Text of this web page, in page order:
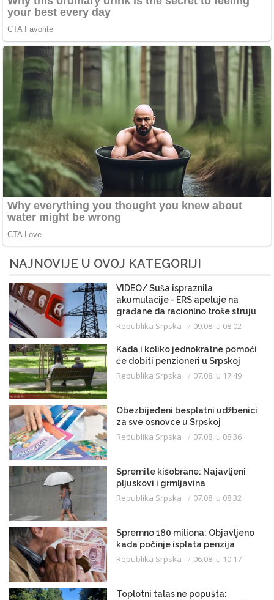
NAJNOVIJE U OVOJ KATEGORIJI
VIDEO/ Suša ispraznila
akumulacije - ERS apeluje na
građane da racionlno troše struju
Republika Srpska 09.08. u 08:02
Kada i koliko jednokratne pomoći
će dobiti penzioneri u Srpskoj
Republika Srpska 07.08. u 17:49
Obezbijeđeni besplatni udžbenici
za sve osnovce u Srpskoj
Republika Srpska 07.08. u 08:36
Spremite kišobrane: Najavljeni
pljuskovi i grmljavina
Republika Srpska 07.08. u 08:32
Spremno 180 miliona: Objavljeno
kada počinje isplata penzija
Republika Srpska 06.08. u 10:17
Toplotni talas ne popušta: